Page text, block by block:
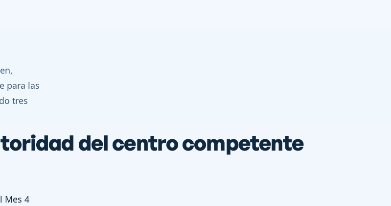
para las
tres
del centro competente
Mes 4